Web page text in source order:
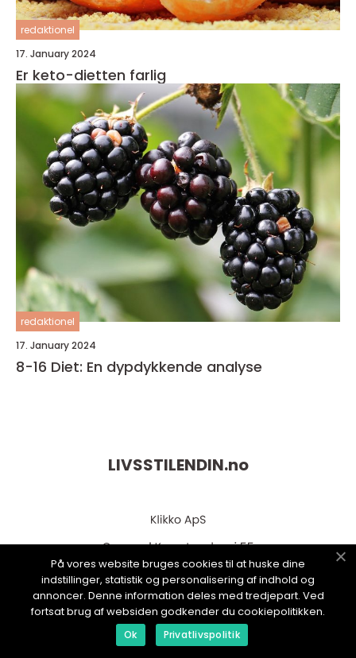
redaktionel
17. January 2024
Er keto-dietten farlig
redaktionel
17. January 2024
8-16 Diet: En dypdykkende analyse
LIVSSTILENDIN.no
web:www.klikko.dk
På vores website bruges cookies til at huske dine
indstillinger, statistik og personalisering af indhold og
annoncer. Denne information deles med tredjepart. Ved
fortsat brug af websiden godkender du cookiepolitikken.
Ok Privatlivspolitik